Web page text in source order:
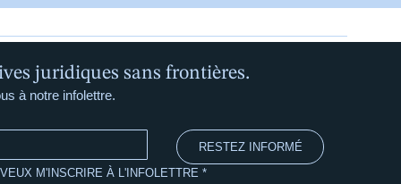
juridiques sans frontières.
à notre infolettre.
RESTEZ INFORMÉ
M'INSCRIRE À L'INFOLETTRE *